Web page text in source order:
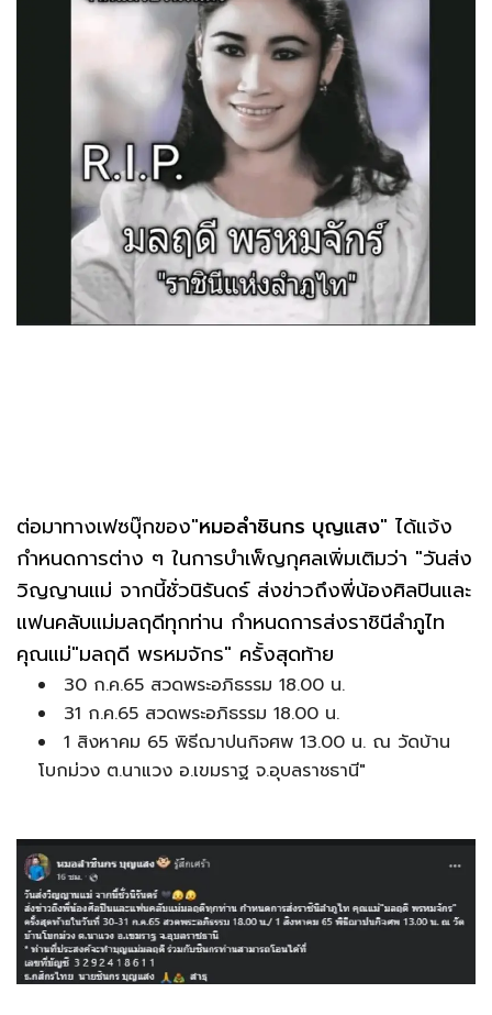
ต่อมาทางเฟซบุ๊กของ"หมอลำชินกร บุญแสง" ได้แจ้ง
กำหนดการต่าง ๆ ในการบำเพ็ญกุศลเพิ่มเติมว่า "วันส่ง
วิญญานแม่ จากนี้ชั่วนิรันดร์ ส่งข่าวถึงพี่น้องศิลปินและ
แฟนคลับแม่มลฤดีทุกท่าน กำหนดการส่งราชินีลำภูไท
คุณแม่"มลฤดี พรหมจักร" ครั้งสุดท้าย
30 ก.ค.65 สวดพระอภิธรรม 18.00 น.
31 ก.ค.65 สวดพระอภิธรรม 18.00 น.
1 สิงหาคม 65 พิธีฌาปนกิจศพ 13.00 น. ณ วัดบ้าน
โบกม่วง ต.นาแวง อ.เขมราฐ จ.อุบลราชธานี"